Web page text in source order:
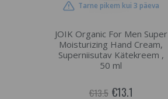
Tarne pikem kui 3 päeva
JOIK Organic For Men Super
Moisturizing Hand Cream,
Superniisutav Kätekreem ,
50 ml
€13.5 €13.1